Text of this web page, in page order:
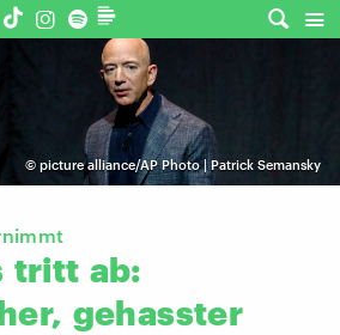
© picture alliance/AP Photo | Patrick Semansky
tritt ab:
gehasster